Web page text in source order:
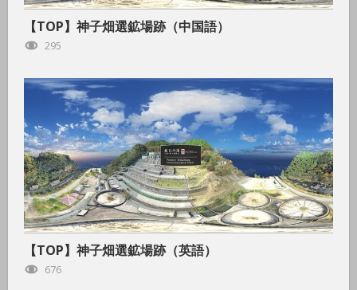
【TOP】神子畑選鉱場跡（中国語）
295
【TOP】神子畑選鉱場跡（英語）
676